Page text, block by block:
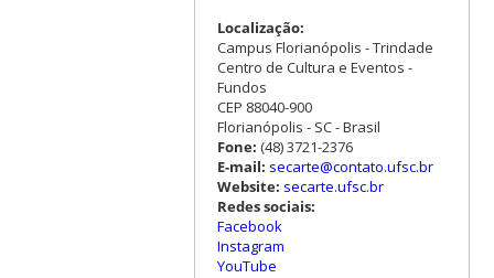
Localização:
Campus Florianópolis - Trindade
Centro de Cultura e Eventos -
Fundos
CEP 88040-900
Florianópolis - SC - Brasil
Fone: (48) 3721-2376
E-mail: secarte@contato.ufsc.br
Website: secarte.ufsc.br
Redes sociais:
Facebook
Instagram
YouTube